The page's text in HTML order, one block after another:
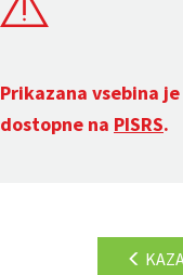
Prikazana vsebina
dostopne na PISRS.